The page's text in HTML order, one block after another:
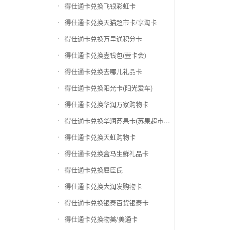
得仕通卡兑换飞银彩虹卡
得仕通卡兑换天猫超市卡/享淘卡
得仕通卡兑换万里通积分卡
得仕通卡兑换壹钱包(壹卡会)
得仕通卡兑换去哪儿礼品卡
得仕通卡兑换阳光卡(阳光爱车)
得仕通卡兑换华润万家购物卡
得仕通卡兑换华润苏果卡(苏果超市卡)（维护 请暂停提交）
得仕通卡兑换天虹购物卡
得仕通卡兑换盒马生鲜礼品卡
得仕通卡兑换屈臣氏
得仕通卡兑换大润发购物卡
得仕通卡兑换银泰百货银泰卡
得仕通卡兑换物美/美通卡